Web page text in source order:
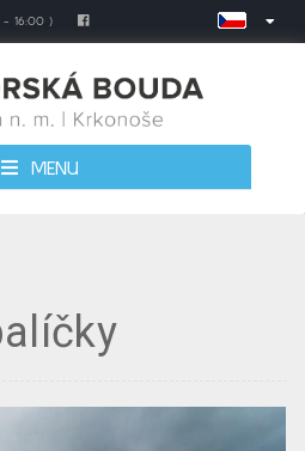
- 16:00 )
MENU